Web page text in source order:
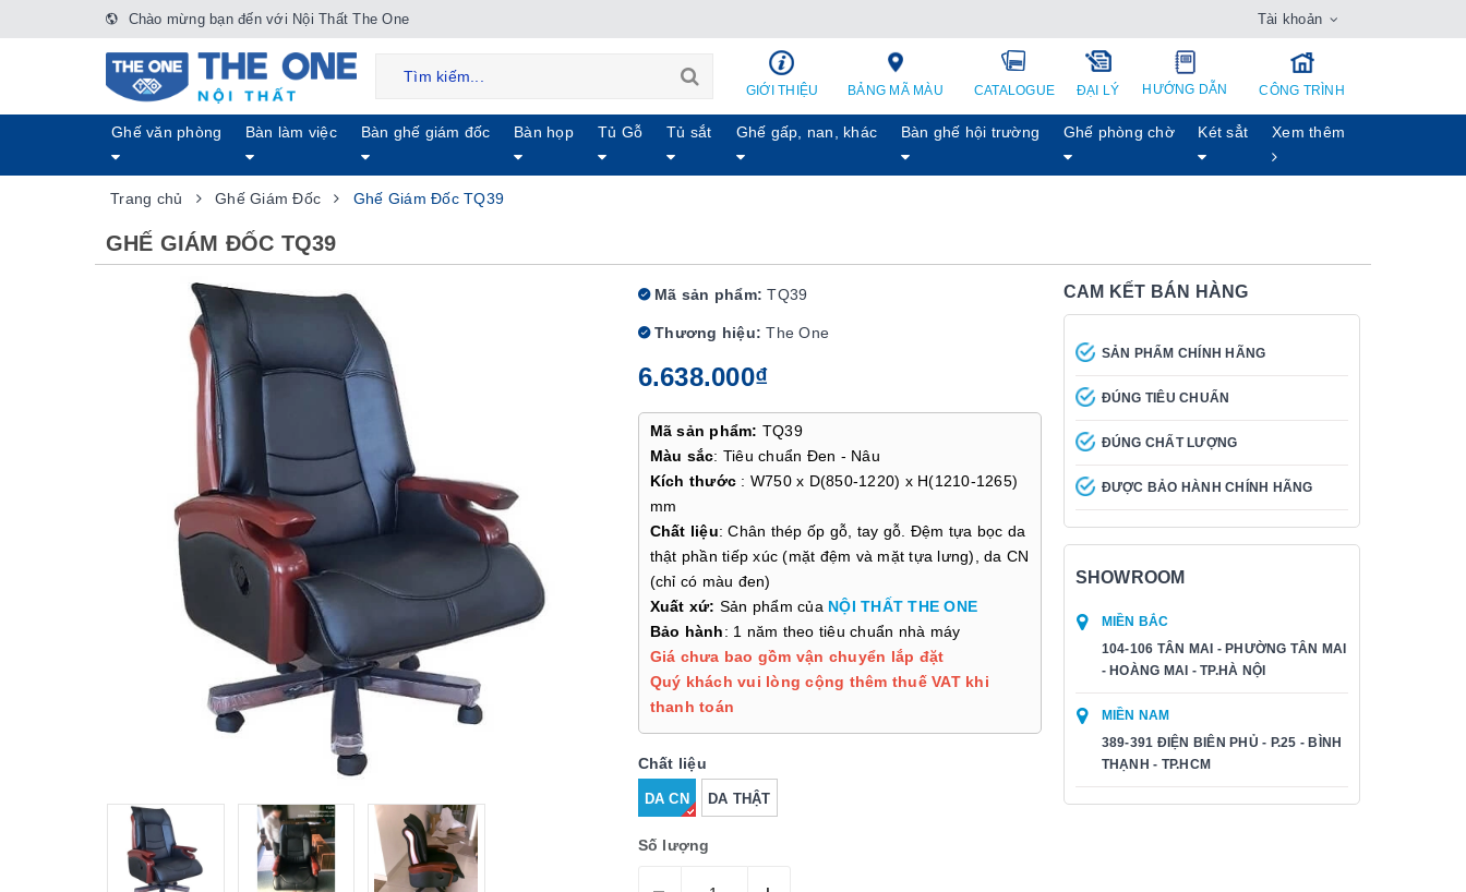
Chào mừng bạn đến với Nội Thất The One Tài khoản
GIỚI THIỆU BẢNG MÃ MÀU CATALOGUE ĐẠI LÝ HƯỚNG DẪN CÔNG TRÌNH
Ghế văn phòng Bàn làm việc Bàn ghế giám đốc Bàn họp Tủ Gỗ Tủ sắt Ghế gấp, nan, khác Bàn ghế hội trường Ghế phòng chờ Két sẳt Xem thêm
Trang chủ Ghế Giám Đốc Ghế Giám Đốc TQ39
GHẾ GIÁM ĐỐC TQ39
Mã sản phẩm: TQ39
Thương hiệu: The One
6.638.000₫
Mã sản phẩm: TQ39
Màu sắc: Tiêu chuẩn Đen - Nâu
Kích thước : W750 x D(850-1220) x H(1210-1265)
mm
Chất liệu: Chân thép ốp gỗ, tay gỗ. Đệm tựa bọc da
thật phần tiếp xúc (mặt đệm và mặt tựa lưng), da CN
(chỉ có màu đen)
Xuất xứ: Sản phẩm của NỘI THẤT THE ONE
Bảo hành: 1 năm theo tiêu chuẩn nhà máy
Giá chưa bao gồm vận chuyển lắp đặt
Quý khách vui lòng cộng thêm thuế VAT khi
thanh toán
Chất liệu
DA CN DA THẬT
Số lượng
CAM KẾT BÁN HÀNG
SẢN PHẨM CHÍNH HÃNG
ĐÚNG TIÊU CHUẨN
ĐÚNG CHẤT LƯỢNG
ĐƯỢC BẢO HÀNH CHÍNH HÃNG
SHOWROOM
MIỀN BẮC
104-106 TÂN MAI - PHƯỜNG TÂN MAI
- HOÀNG MAI - TP.HÀ NỘI
MIỀN NAM
389-391 ĐIỆN BIÊN PHỦ - P.25 - BÌNH
THẠNH - TP.HCM